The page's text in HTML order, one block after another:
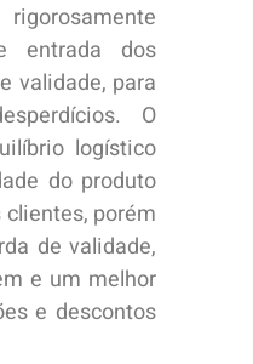
entrada dos
validade, para
O
logístico
do produto
porém
de validade,
e um melhor
e descontos